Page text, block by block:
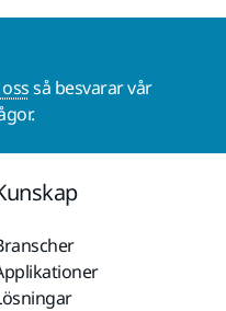
så besvarar vår